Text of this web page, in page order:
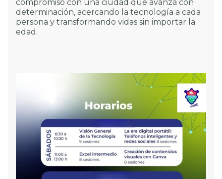
compromiso con una ciudad que avanza con
determinación, acercando la tecnología a cada
persona y transformando vidas sin importar la
edad.